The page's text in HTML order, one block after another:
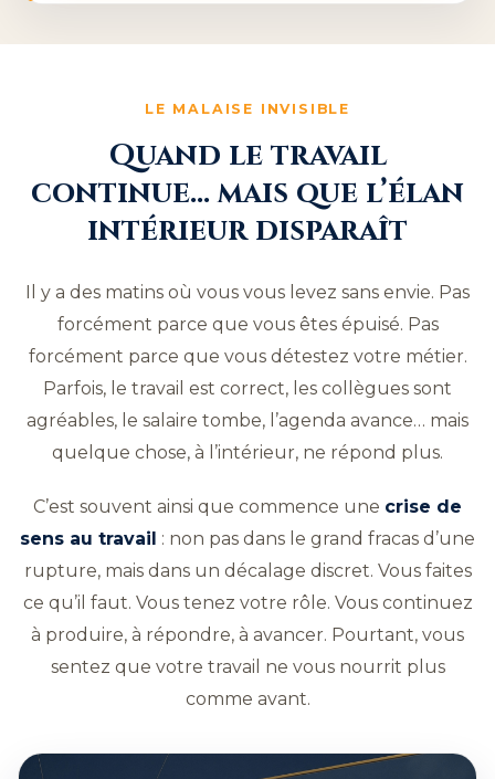
LE MALAISE INVISIBLE
Quand le travail
continue… mais que l’élan
intérieur disparaît
Il y a des matins où vous vous levez sans envie. Pas
forcément parce que vous êtes épuisé. Pas
forcément parce que vous détestez votre métier.
Parfois, le travail est correct, les collègues sont
agréables, le salaire tombe, l’agenda avance… mais
quelque chose, à l’intérieur, ne répond plus.
C’est souvent ainsi que commence une crise de
sens au travail : non pas dans le grand fracas d’une
rupture, mais dans un décalage discret. Vous faites
ce qu’il faut. Vous tenez votre rôle. Vous continuez
à produire, à répondre, à avancer. Pourtant, vous
sentez que votre travail ne vous nourrit plus
comme avant.